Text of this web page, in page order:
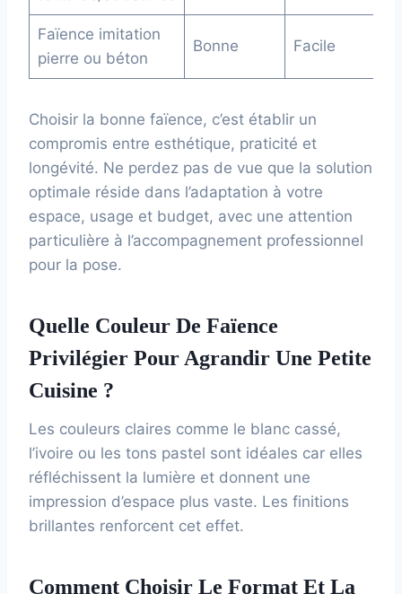
Faïence imitation
pierre ou béton
Bonne Facile
Choisir la bonne faïence, c’est établir un
compromis entre esthétique, praticité et
longévité. Ne perdez pas de vue que la solution
optimale réside dans l’adaptation à votre
espace, usage et budget, avec une attention
particulière à l’accompagnement professionnel
pour la pose.
Quelle Couleur De Faïence
Privilégier Pour Agrandir Une Petite
Cuisine ?
Les couleurs claires comme le blanc cassé,
l’ivoire ou les tons pastel sont idéales car elles
réfléchissent la lumière et donnent une
impression d’espace plus vaste. Les finitions
brillantes renforcent cet effet.
Comment Choisir Le Format Et La